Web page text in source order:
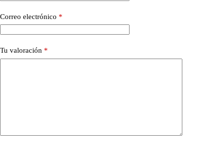
Correo electrónico *
Tu valoración *